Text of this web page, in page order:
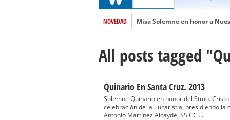
NOVEDAD
Misa Solemne en honor a
Función de la Anunciación del
Besamanos al Señor del Gran
Solemne y devoto Besamanos
Función Principal de Instituto
Besapié y Besamano en la
All posts tagged
Quinario En Santa Cruz. 2013
Solemne Quinario en honor del Stmo.
celebración de la Eucarístia, presidiendo la
Antonio Martínez Alcayde, SS.CC....